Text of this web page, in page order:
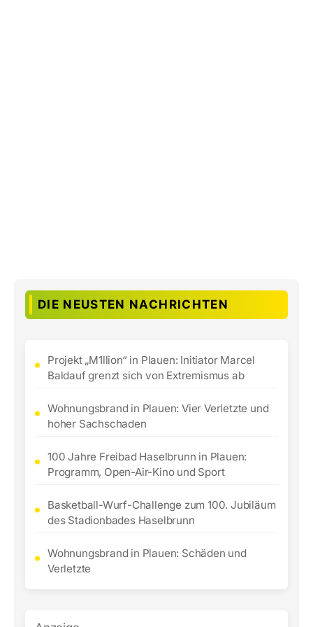
DIE NEUSTEN NACHRICHTEN
Projekt „M1llion“ in Plauen: Initiator Marcel
Baldauf grenzt sich von Extremismus ab
Wohnungsbrand in Plauen: Vier Verletzte und
hoher Sachschaden
100 Jahre Freibad Haselbrunn in Plauen:
Programm, Open-Air-Kino und Sport
Basketball-Wurf-Challenge zum 100. Jubiläum
des Stadionbades Haselbrunn
Wohnungsbrand in Plauen: Schäden und
Verletzte